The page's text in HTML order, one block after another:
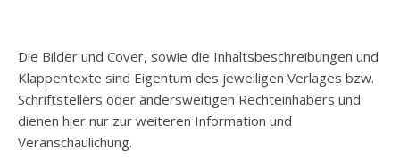
Die Bilder und Cover, sowie die Inhaltsbeschreibungen und
Klappentexte sind Eigentum des jeweiligen Verlages bzw.
Schriftstellers oder andersweitigen Rechteinhabers und
dienen hier nur zur weiteren Information und
Veranschaulichung.